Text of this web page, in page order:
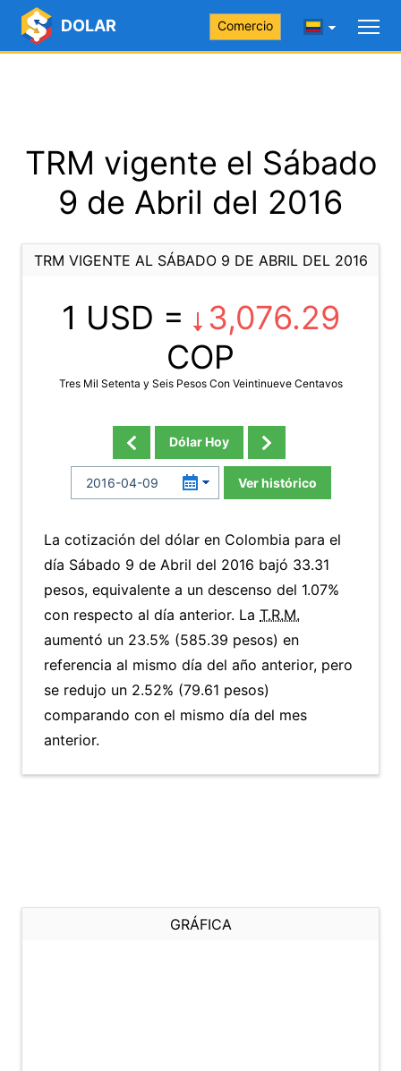
DOLAR Comercio
TRM vigente el Sábado
9 de Abril del 2016
TRM VIGENTE AL SÁBADO 9 DE ABRIL DEL 2016
1 USD =
3,076.29
COP
Tres Mil Setenta y Seis Pesos Con Veintinueve Centavos
Dólar Hoy
Ver histórico
La cotización del dólar en Colombia para el
día Sábado 9 de Abril del 2016 bajó 33.31
pesos, equivalente a un descenso del 1.07%
con respecto al día anterior. La T.R.M.
aumentó un 23.5% (585.39 pesos) en
referencia al mismo día del año anterior, pero
se redujo un 2.52% (79.61 pesos)
comparando con el mismo día del mes
anterior.
GRÁFICA